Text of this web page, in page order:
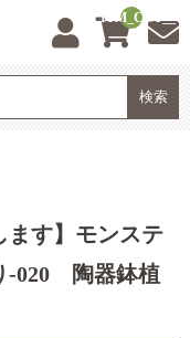
__ITM_CNT__
ます】モンステ
-020 陶器鉢植